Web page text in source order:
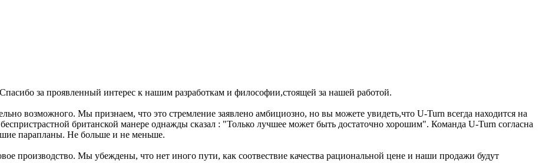
за проявленный интерес к нашим разработкам и философии,стоящей за нашей работой.
возможного. Мы признаем, что это стремление заявлено амбициозно, но вы можете увидеть,что U-Turn всегда находится на
британской манере однажды сказал : "Только лучшее может быть достаточно хорошим". Команда U-Turn согласна
парапланы. Не больше и не меньше.
производство. Мы убеждены, что нет иного пути, как соотвествие качества рациональной цене и наши продажи будут